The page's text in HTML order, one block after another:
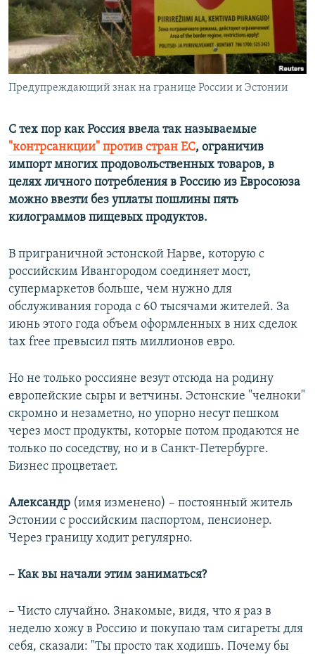
ПОБЕДИТЕЛЕЙ НЕ СУДЯТ?
КРЫМ.НЕПОКОРЕННЫЙ
ELIFBE
УКРАИНСКАЯ ПРОБЛЕМА КРЫМА
ПРИСОЕДИНЯЙТЕСЬ!
Предупреждающий знак на границе России и Эстонии
С тех пор как Россия ввела так называемые
"контрсанкции" против стран ЕС, ограничив
импорт многих продовольственных товаров, в
целях личного потребления в Россию из Евросоюза
можно ввезти без уплаты пошлины пять
килограммов пищевых продуктов.
В приграничной эстонской Нарве, которую с
российским Ивангородом соединяет мост,
супермаркетов больше, чем нужно для
обслуживания города с 60 тысячами жителей. За
июнь этого года объем оформленных в них сделок
tax free превысил пять миллионов евро.
Но не только россияне везут отсюда на родину
европейские сыры и ветчины. Эстонские "челноки"
скромно и незаметно, но упорно несут пешком
через мост продукты, которые потом продаются не
только по соседству, но и в Санкт-Петербурге.
Бизнес процветает.
Александр (имя изменено) – постоянный житель
Эстонии с российским паспортом, пенсионер.
Через границу ходит регулярно.
– Как вы начали этим заниматься?
– Чисто случайно. Знакомые, видя, что я раз в
неделю хожу в Россию и покупаю там сигареты для
себя, сказали: "Ты просто так ходишь. Почему бы